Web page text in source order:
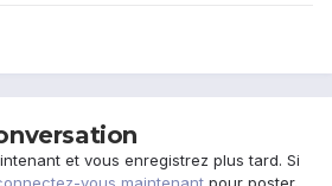
et vous enregistrez plus tard. Si